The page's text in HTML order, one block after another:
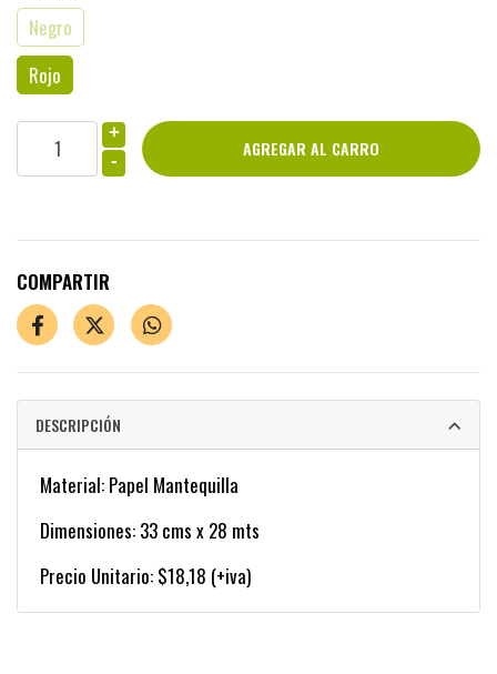
Negro
Rojo
+
-
COMPARTIR
DESCRIPCIÓN
Material: Papel Mantequilla
Dimensiones: 33 cms x 28 mts
Precio Unitario: $18,18 (+iva)